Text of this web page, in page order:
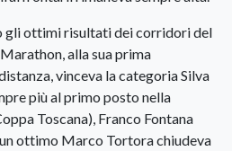
gli ottimi risultati dei corridori del
alla sua prima
vinceva la categoria Silva
più al primo posto nella
Toscana), Franco Fontana
ottimo Marco Tortora chiudeva